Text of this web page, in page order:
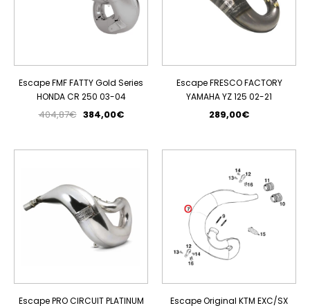
Escape FMF FATTY Gold Series
HONDA CR 250 03-04
404,87€ 384,00€
Escape FRESCO FACTORY
YAMAHA YZ 125 02-21
289,00€
Escape PRO CIRCUIT PLATINUM
Escape Original KTM EXC/SX